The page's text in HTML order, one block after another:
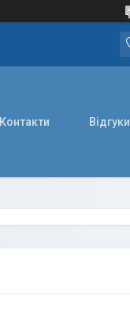
Контакти Відгуки